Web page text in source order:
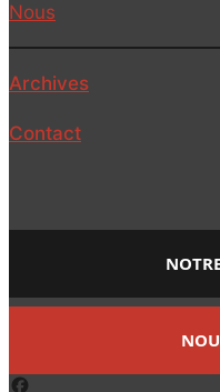
Nous
Archives
Contact